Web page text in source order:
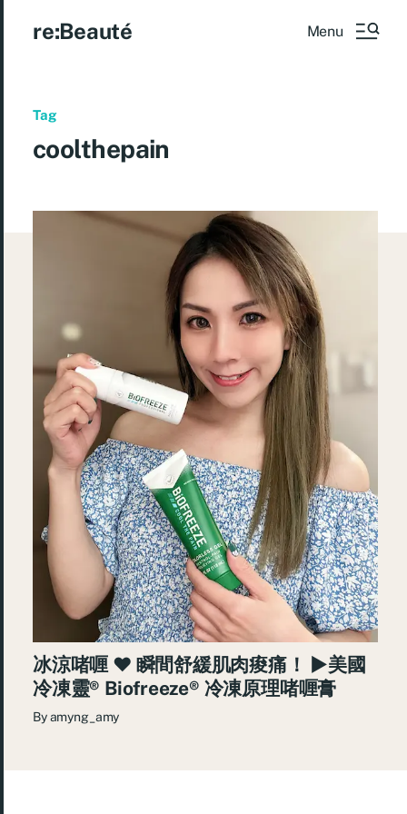
re:Beauté Menu
Tag
coolthepain
冰涼啫喱 ♥ 瞬間舒緩肌肉痠痛！ ►美國
冷凍靈® Biofreeze® 冷凍原理啫喱膏
Byamyng_amy